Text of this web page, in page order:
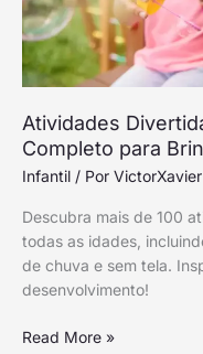
Atividades
Completo para
Infantil / Por VictorXavier
Descubra mais de 100
todas as idades,
de chuva e sem tela.
desenvolvimento!
Aprender
e
Conectar!
Read More »